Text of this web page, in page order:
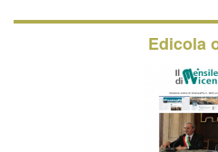
Edicola